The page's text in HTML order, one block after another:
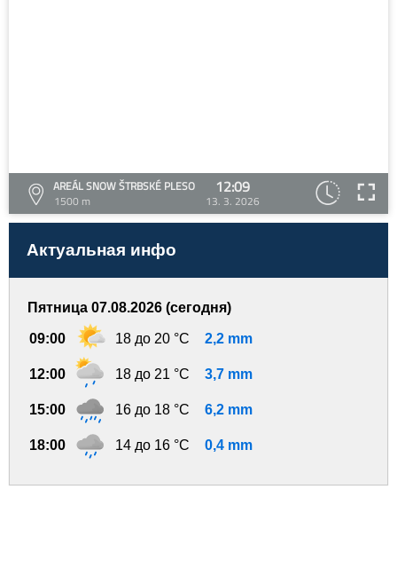
AREÁL SNOW ŠTRBSKÉ PLESO
1500 m
12:09
13. 3. 2026
Актуальная инфо
Пятница 07.08.2026 (сегодня)
09:00 18 до 20 °C 2,2 mm
12:00 18 до 21 °C 3,7 mm
15:00 16 до 18 °C 6,2 mm
18:00 14 до 16 °C 0,4 mm